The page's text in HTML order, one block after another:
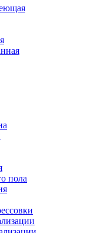
пола